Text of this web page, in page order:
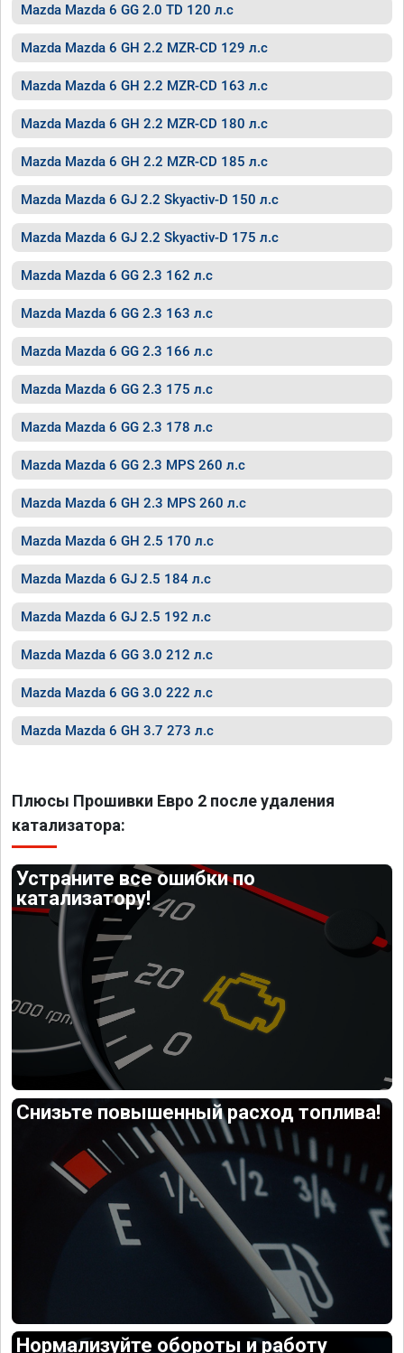
Mazda Mazda 6 GG 2.0 TD 120 л.с
Mazda Mazda 6 GH 2.2 MZR-CD 129 л.с
Mazda Mazda 6 GH 2.2 MZR-CD 163 л.с
Mazda Mazda 6 GH 2.2 MZR-CD 180 л.с
Mazda Mazda 6 GH 2.2 MZR-CD 185 л.с
Mazda Mazda 6 GJ 2.2 Skyactiv-D 150 л.с
Mazda Mazda 6 GJ 2.2 Skyactiv-D 175 л.с
Mazda Mazda 6 GG 2.3 162 л.с
Mazda Mazda 6 GG 2.3 163 л.с
Mazda Mazda 6 GG 2.3 166 л.с
Mazda Mazda 6 GG 2.3 175 л.с
Mazda Mazda 6 GG 2.3 178 л.с
Mazda Mazda 6 GG 2.3 MPS 260 л.с
Mazda Mazda 6 GH 2.3 MPS 260 л.с
Mazda Mazda 6 GH 2.5 170 л.с
Mazda Mazda 6 GJ 2.5 184 л.с
Mazda Mazda 6 GJ 2.5 192 л.с
Mazda Mazda 6 GG 3.0 212 л.с
Mazda Mazda 6 GG 3.0 222 л.с
Mazda Mazda 6 GH 3.7 273 л.с
Плюсы Прошивки Евро 2 после удаления
катализатора:
Устраните все ошибки по
катализатору!
Снизьте повышенный расход топлива!
Нормализуйте обороты и работу